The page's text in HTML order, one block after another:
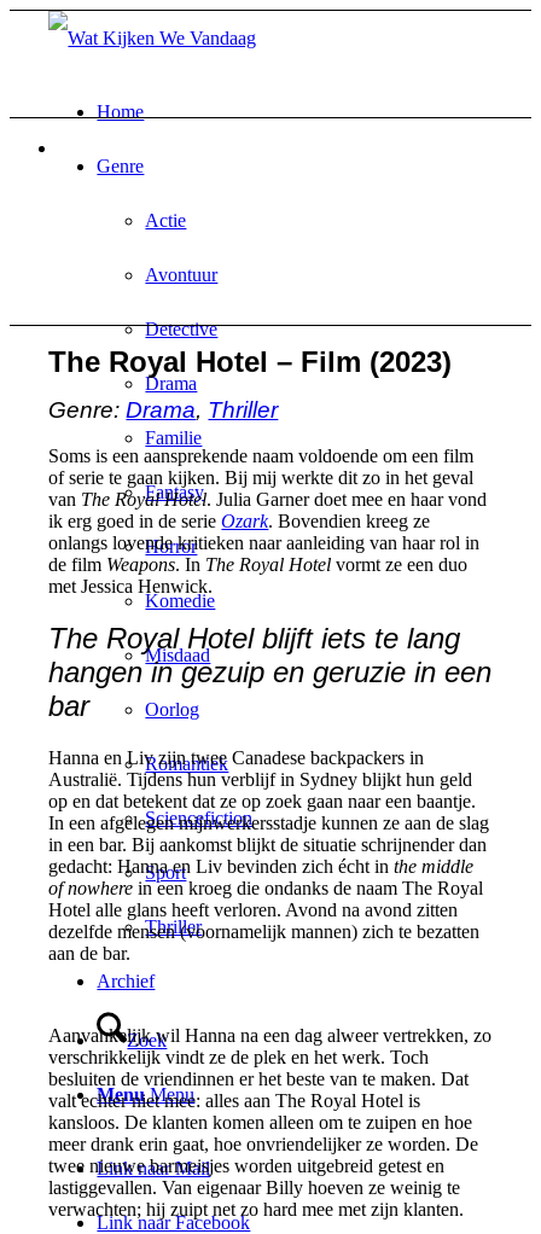
Home
Genre
Actie
Avontuur
Detective
Drama
Familie
Fantasy
Horror
Komedie
Misdaad
Oorlog
Romantiek
Sciencefiction
Sport
Thriller
Archief
Zoek
Menu Menu
Link naar Mail
Link naar Facebook
The Royal Hotel – Film (2023)
Genre:Drama, Thriller
Soms is een aansprekende naam voldoende om een film
of serie te gaan kijken. Bij mij werkte dit zo in het geval
van The Royal Hotel. Julia Garner doet mee en haar vond
ik erg goed in de serieOzark. Bovendien kreeg ze
onlangs lovende kritieken naar aanleiding van haar rol in
de film Weapons. In The Royal Hotel vormt ze een duo
met Jessica Henwick.
The Royal Hotel blijft iets te lang
hangen in gezuip en geruzie in een
bar
Hanna en Liv zijn twee Canadese backpackers in
Australië. Tijdens hun verblijf in Sydney blijkt hun geld
op en dat betekent dat ze op zoek gaan naar een baantje.
In een afgelegen mijnwerkersstadje kunnen ze aan de slag
in een bar. Bij aankomst blijkt de situatie schrijnender dan
gedacht: Hanna en Liv bevinden zich écht inthe middle
of nowhere in een kroeg die ondanks de naam The Royal
Hotel alle glans heeft verloren. Avond na avond zitten
dezelfde mensen (voornamelijk mannen) zich te bezatten
aan de bar.
Aanvankelijk wil Hanna na een dag alweer vertrekken, zo
verschrikkelijk vindt ze de plek en het werk. Toch
besluiten de vriendinnen er het beste van te maken. Dat
valt echter niet mee: alles aan The Royal Hotel is
kansloos. De klanten komen alleen om te zuipen en hoe
meer drank erin gaat, hoe onvriendelijker ze worden. De
twee nieuwe barmeisjes worden uitgebreid getest en
lastiggevallen. Van eigenaar Billy hoeven ze weinig te
verwachten; hij zuipt net zo hard mee met zijn klanten.